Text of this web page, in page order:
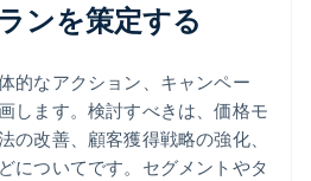
ンを策定する
的なアクション、キャンペー
します。検討すべきは、価格モ
の改善、顧客獲得戦略の強化、
についてです。セグメントやタ